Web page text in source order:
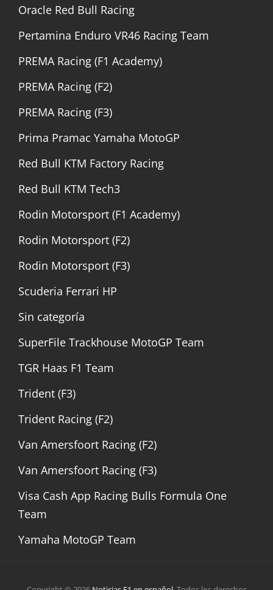
Oracle Red Bull Racing
Pertamina Enduro VR46 Racing Team
PREMA Racing (F1 Academy)
PREMA Racing (F2)
PREMA Racing (F3)
Prima Pramac Yamaha MotoGP
Red Bull KTM Factory Racing
Red Bull KTM Tech3
Rodin Motorsport (F1 Academy)
Rodin Motorsport (F2)
Rodin Motorsport (F3)
Scuderia Ferrari HP
Sin categoría
SuperFile Trackhouse MotoGP Team
TGR Haas F1 Team
Trident (F3)
Trident Racing (F2)
Van Amersfoort Racing (F2)
Van Amersfoort Racing (F3)
Visa Cash App Racing Bulls Formula One
Team
Yamaha MotoGP Team